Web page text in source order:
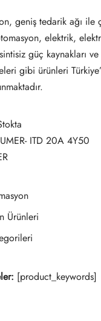
geniş tedarik ağı ile
elektrik,
güç kaynakları
gibi ürünleri
ITD 20A 4Y50
Ürünleri
[product_keywords]